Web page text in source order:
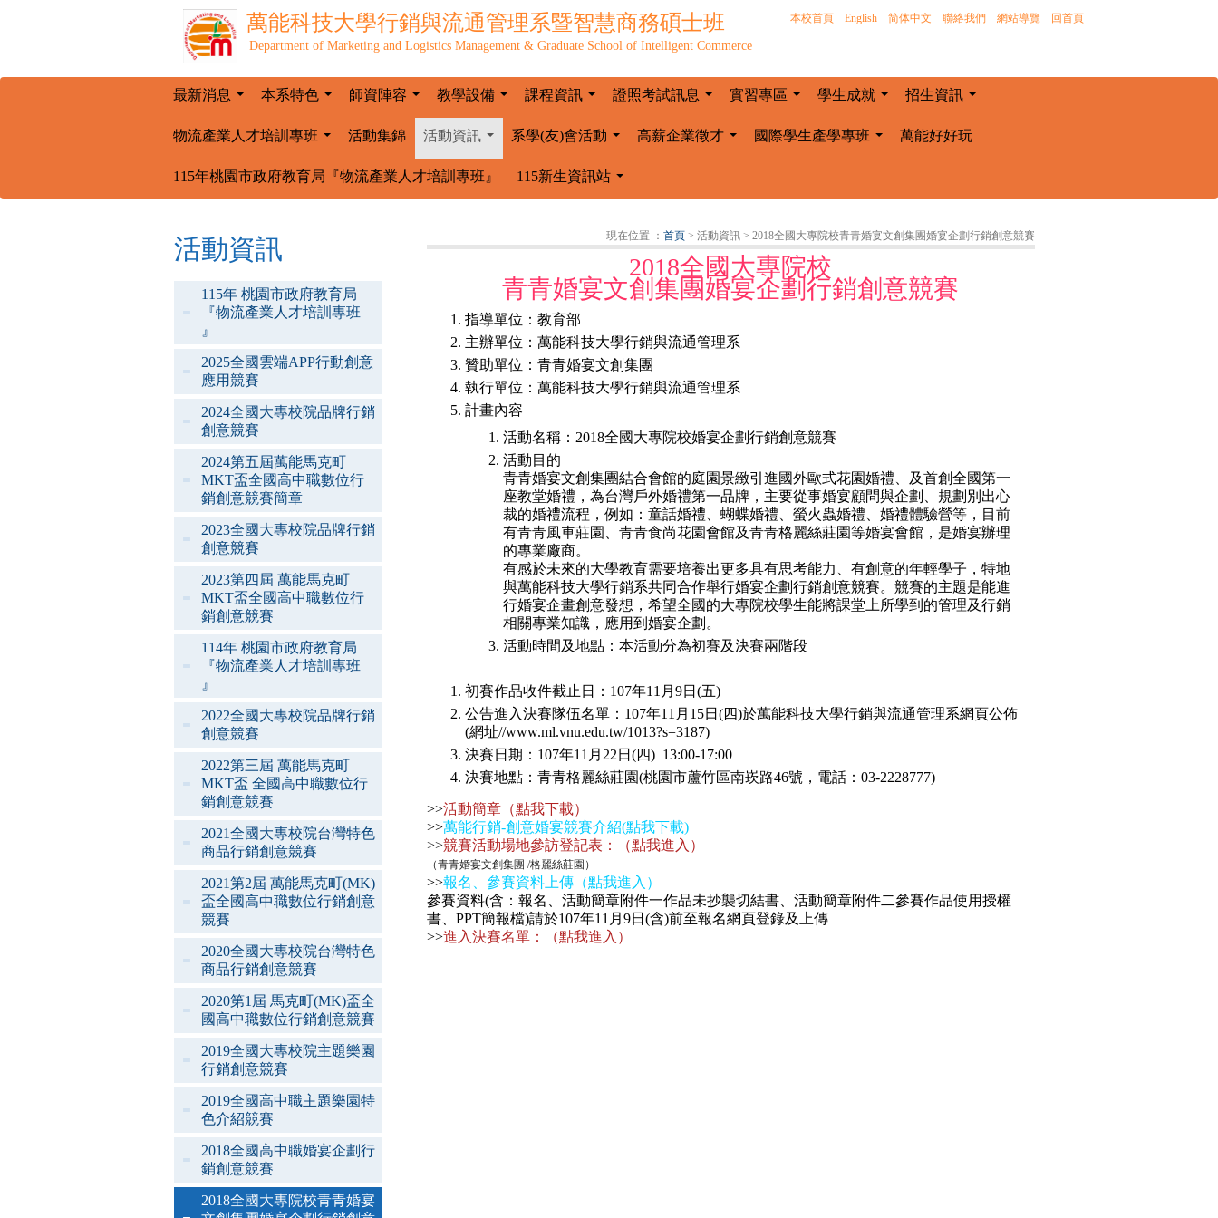
萬能科技大學行銷與流通管理系暨智慧商務碩士班
Department of Marketing and Logistics Management & Graduate School of Intelligent Commerce
本校首頁｜ English｜ 简体中文 聯絡我們 網站導覽｜ 回首頁
最新消息 本系特色 師資陣容 教學設備 課程資訊 證照考試訊息 實習專區 學生成就 招生資訊
物流產業人才培訓專班
活動集錦 活動資訊 系學(友)會活動 高薪企業徵才 國際學生產學專班 萬能好好玩
115年桃園市政府教育局『物流產業人才培訓專班』 115新生資訊站
活動資訊
115年 桃園市政府教育局
『物流產業人才培訓專班
』
2025全國雲端APP行動創意
應用競賽
2024全國大專校院品牌行銷
創意競賽
2024第五屆萬能馬克町
MKT盃全國高中職數位行
銷創意競賽簡章
2023全國大專校院品牌行銷
創意競賽
2023第四屆 萬能馬克町
MKT盃全國高中職數位行
銷創意競賽
114年 桃園市政府教育局
『物流產業人才培訓專班
』
2022全國大專校院品牌行銷
創意競賽
2022第三屆 萬能馬克町
MKT盃 全國高中職數位行
銷創意競賽
2021全國大專校院台灣特色
商品行銷創意競賽
2021第2屆 萬能馬克町(MK)
盃全國高中職數位行銷創意
競賽
2020全國大專校院台灣特色
商品行銷創意競賽
2020第1屆 馬克町(MK)盃全
國高中職數位行銷創意競賽
2019全國大專校院主題樂園
行銷創意競賽
2019全國高中職主題樂園特
色介紹競賽
2018全國高中職婚宴企劃行
銷創意競賽
2018全國大專院校青青婚宴
現在位置 ： 首頁 > 活動資訊 > 2018全國大專院校青青婚宴文創集團婚宴企劃行銷創意競賽
2018全國大專院校
青青婚宴文創集團婚宴企劃行銷創意競賽
指導單位 ： 教育部
主辦單位 ： 萬能科技大學行銷與流通管理系
贊助單位：青青婚宴文創集團
執行單位 ： 萬能科技大學行銷與流通管理系
計畫內容
活動名稱： 2018全國大專院校婚宴企劃行銷創意競賽
活動目的
青青婚宴文創集團結合會館的庭園景緻引進國外歐式花園婚禮、及首創全國第一
座教堂婚禮，為台灣戶外婚禮第一品牌，主要從事婚宴顧問與企劃、規劃別出心
裁的婚禮流程，例如：童話婚禮、蝴蝶婚禮、螢火蟲婚禮、婚禮體驗營等，目前
有青青風車莊園、青青食尚花園會館及青青格麗絲莊園等婚宴會館，是婚宴辦理
的專業廠商。
有感於未來的大學教育需要培養出更多具有思考能力、有創意的年輕學子，特地
與萬能科技大學行銷系共同合作舉行婚宴企劃行銷創意競賽。競賽的主題是能進
行婚宴企畫創意發想，希望全國的大專院校學生能將課堂上所學到的管理及行銷
相關專業知識，應用到婚宴企劃。
活動時間及地點：本活動分為初賽及決賽兩階段
初賽作品收件截止日 ： 107年11 月 9日 (五)
公告進入決賽隊伍名單：107年11月15日(四)於萬能科技大學行銷與流通管理系網頁公佈
(網址//www.ml.vnu.edu.tw/1013?s=3187)
決賽日期 ： 107年11 月 22 日 (四) 13:00-17:00
決賽地點：青青格麗絲莊園(桃園市蘆竹區南崁路46號，電話：03-2228777)
>>活動簡章（點我下載）
>>萬能行銷-創意婚宴競賽介紹(點我下載)
>>競賽活動場地參訪登記表：（點我進入）
（青青婚宴文創集團 /格麗絲莊園）
>>報名、參賽資料上傳（點我進入）
參賽資料(含：報名、活動簡章附件一作品未抄襲切結書、活動簡章附件二參賽作品使用授權
書、PPT簡報檔)請於107年11月9日(含)前至報名網頁登錄及上傳
>>進入決賽名單：（點我進入）